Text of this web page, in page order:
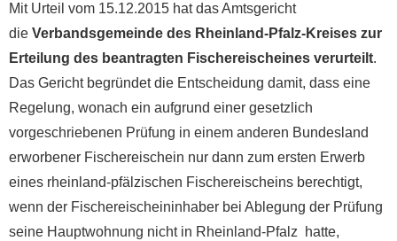
Mit Urteil vom 15.12.2015 hat das Amtsgericht
die Verbandsgemeinde des Rheinland-Pfalz-Kreises zur
Erteilung des beantragten Fischereischeines verurteilt.
Das Gericht begründet die Entscheidung damit, dass eine
Regelung, wonach ein aufgrund einer gesetzlich
vorgeschriebenen Prüfung in einem anderen Bundesland
erworbener Fischereischein nur dann zum ersten Erwerb
eines rheinland-pfälzischen Fischereischeins berechtigt,
wenn der Fischereischeininhaber bei Ablegung der Prüfung
seine Hauptwohnung nicht in Rheinland-Pfalz hatte,